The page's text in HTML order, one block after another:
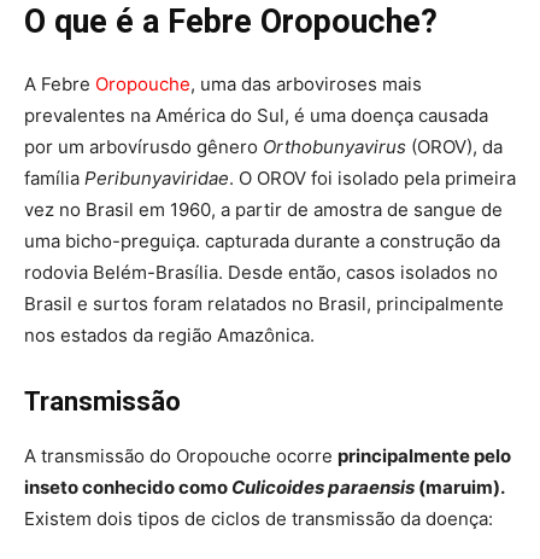
O que é a Febre Oropouche?
A Febre Oropouche, uma das arboviroses mais
prevalentes na América do Sul, é uma doença causada
por um arbovírusdo gênero Orthobunyavirus (OROV), da
família Peribunyaviridae. O OROV foi isolado pela primeira
vez no Brasil em 1960, a partir de amostra de sangue de
uma bicho-preguiça. capturada durante a construção da
rodovia Belém-Brasília. Desde então, casos isolados no
Brasil e surtos foram relatados no Brasil, principalmente
nos estados da região Amazônica.
Transmissão
A transmissão do Oropouche ocorre principalmente pelo
inseto conhecido como Culicoides paraensis (maruim).
Existem dois tipos de ciclos de transmissão da doença: